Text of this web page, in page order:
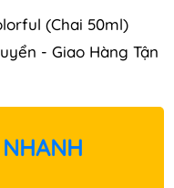
(Chai 50ml)
- Giao Hàng Tận